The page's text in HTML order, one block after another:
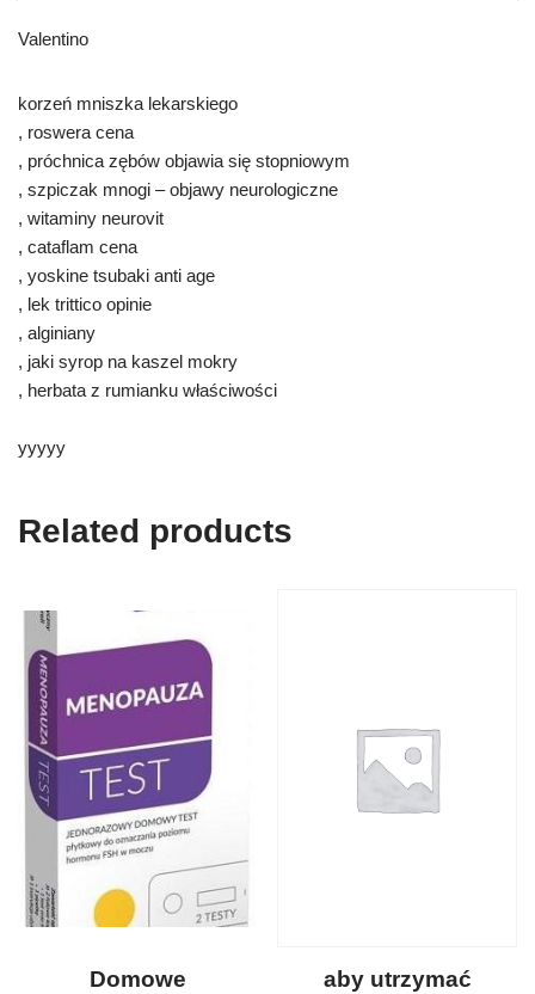
Valentino
korzeń mniszka lekarskiego
, roswera cena
, próchnica zębów objawia się stopniowym
, szpiczak mnogi – objawy neurologiczne
, witaminy neurovit
, cataflam cena
, yoskine tsubaki anti age
, lek trittico opinie
, alginiany
, jaki syrop na kaszel mokry
, herbata z rumianku właściwości
yyyyy
Related products
Domowe
aby utrzymać